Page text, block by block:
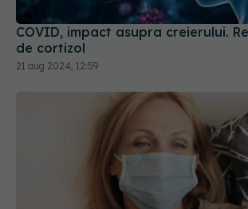
de cortizol
21 aug 2024, 12:59